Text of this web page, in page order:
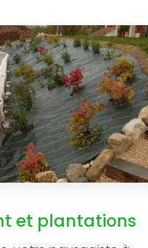
et plantations